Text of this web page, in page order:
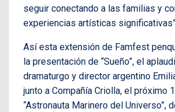
seguir conectando a las familias y
experiencias artísticas
Así esta extensión de Famfest
la presentación de “Sueño”, el
dramaturgo y director argentino
junto a Compañía Criolla, el próximo
“Astronauta Marinero del Universo”,